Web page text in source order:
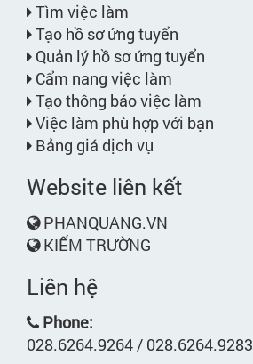
Tìm việc làm
Tạo hồ sơ ứng tuyển
Quản lý hồ sơ ứng tuyển
Cẩm nang việc làm
Tạo thông báo việc làm
Việc làm phù hợp với bạn
Bảng giá dịch vụ
Website liên kết
PHANQUANG.VN
KIẾM TRƯỜNG
Liên hệ
Phone:
028.6264.9264 / 028.6264.9283